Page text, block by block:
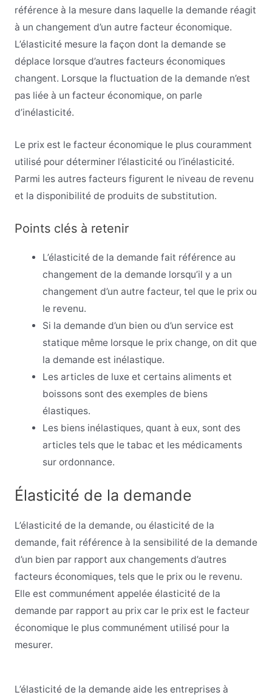
référence à la mesure dans laquelle la demande réagit
à un changement d’un autre facteur économique.
L’élasticité mesure la façon dont la demande se
déplace lorsque d’autres facteurs économiques
changent. Lorsque la fluctuation de la demande n’est
pas liée à un facteur économique, on parle
d’inélasticité.
Le prix est le facteur économique le plus couramment
utilisé pour déterminer l’élasticité ou l’inélasticité.
Parmi les autres facteurs figurent le niveau de revenu
et la disponibilité de produits de substitution.
Points clés à retenir
L’élasticité de la demande fait référence au
changement de la demande lorsqu’il y a un
changement d’un autre facteur, tel que le prix ou
le revenu.
Si la demande d’un bien ou d’un service est
statique même lorsque le prix change, on dit que
la demande est inélastique.
Les articles de luxe et certains aliments et
boissons sont des exemples de biens
élastiques.
Les biens inélastiques, quant à eux, sont des
articles tels que le tabac et les médicaments
sur ordonnance.
Élasticité de la demande
L’élasticité de la demande, ou élasticité de la
demande, fait référence à la sensibilité de la demande
d’un bien par rapport aux changements d’autres
facteurs économiques, tels que le prix ou le revenu.
Elle est communément appelée élasticité de la
demande par rapport au prix car le prix est le facteur
économique le plus communément utilisé pour la
mesurer.
L’élasticité de la demande aide les entreprises à